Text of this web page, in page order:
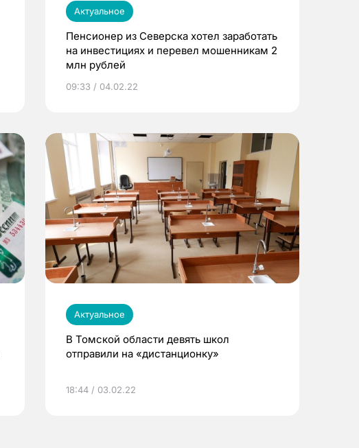
Актуальное
Пенсионер из Северска хотел заработать
на инвестициях и перевел мошенникам 2
млн рублей
09:33 / 04.02.22
Актуальное
В Томской области девять школ
отправили на «дистанционку»
18:44 / 03.02.22